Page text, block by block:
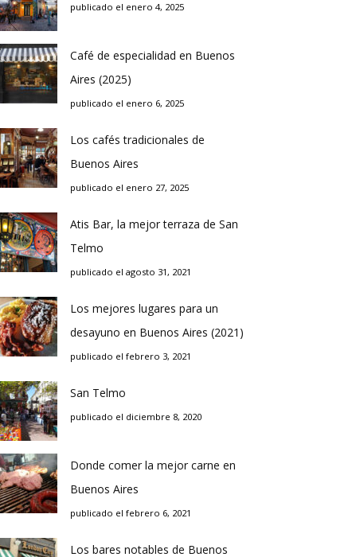
publicado el enero 4, 2025
Café de especialidad en Buenos
Aires (2025)
publicado el enero 6, 2025
Los cafés tradicionales de
Buenos Aires
publicado el enero 27, 2025
Atis Bar, la mejor terraza de San
Telmo
publicado el agosto 31, 2021
Los mejores lugares para un
desayuno en Buenos Aires (2021)
publicado el febrero 3, 2021
San Telmo
publicado el diciembre 8, 2020
Donde comer la mejor carne en
Buenos Aires
publicado el febrero 6, 2021
Los bares notables de Buenos